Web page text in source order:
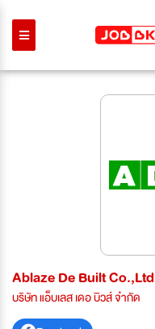
Ablaze De Built Co.,Ltd
บริษัท แอ็บเลส เดอ บิวส์ จำกัด